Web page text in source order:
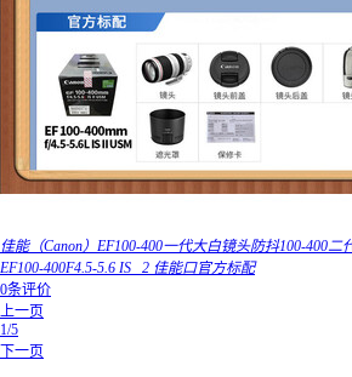
佳能（Canon）EF100-400一代大白镜头防抖100-400
EF100-400F4.5-5.6 IS _2 佳能口官方标配
0条评价
上一页
1/5
下一页